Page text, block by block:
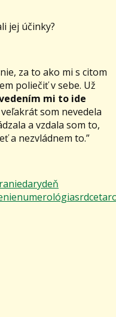
jej účinky?
za to ako mi s citom
poliečiť v sebe. Už
mi to ide
som nevedela
a vzdala som to,
a nezvládnem to.”
darydeň
numerológiasrdce